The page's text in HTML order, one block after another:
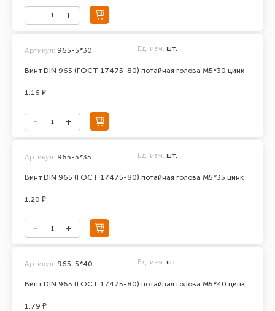
Винт DIN 965 (ГОСТ 17475-80) потайная голова М5*30 цинк
Артикул: 965-5*30 Ед. изм. шт.
1.16 ₽
Винт DIN 965 (ГОСТ 17475-80) потайная голова М5*35 цинк
Артикул: 965-5*35 Ед. изм. шт.
1.20 ₽
Винт DIN 965 (ГОСТ 17475-80) потайная голова М5*40 цинк
Артикул: 965-5*40 Ед. изм. шт.
1.79 ₽